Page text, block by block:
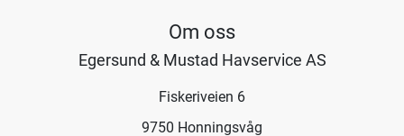
Om oss
Egersund & Mustad Havservice AS
Fiskeriveien 6
9750 Honningsvåg